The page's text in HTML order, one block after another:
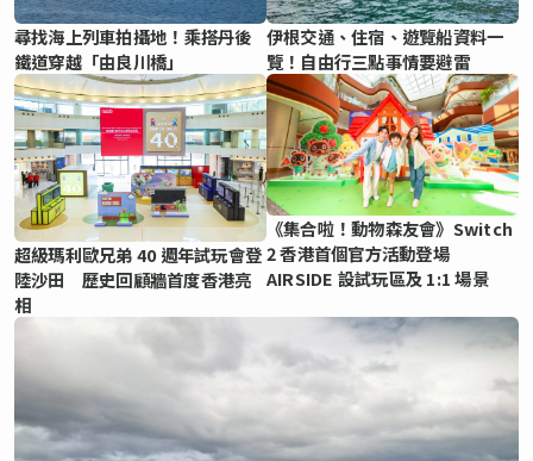
尋找海上列車拍攝地！乘搭丹後
鐵道穿越「由良川橋」
伊根交通、住宿、遊覽船資料一
覽！自由行三點事情要避雷
超級瑪利歐兄弟 40 週年試玩會登
陸沙田 歷史回顧牆首度香港亮
相
《集合啦！動物森友會》Switch
2 香港首個官方活動登場
AIRSIDE 設試玩區及 1:1 場景